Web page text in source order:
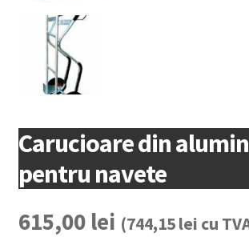
Contact
Carucioare din
pentru navete
615,00 lei (744,15lei cu